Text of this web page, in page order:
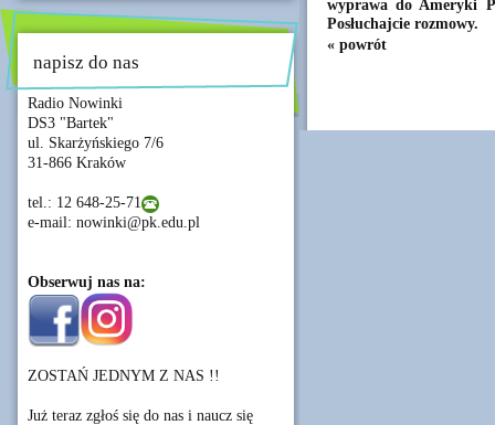
napisz do nas
Radio Nowinki
DS3 "Bartek"
ul. Skarżyńskiego 7/6
31-866 Kraków
tel.: 12 648-25-71
e-mail: nowinki@pk.edu.pl
Obserwuj nas na:
ZOSTAŃ JEDNYM Z NAS !!
Już teraz zgłoś się do nas i naucz się
wyprawa do Ameryki
Posłuchajcie rozmowy.
« powrót